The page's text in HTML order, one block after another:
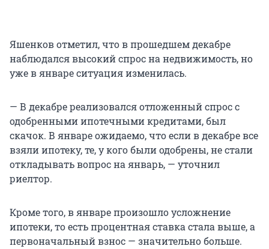
Яшенков отметил, что в прошедшем декабре
наблюдался высокий спрос на недвижимость, но
уже в январе ситуация изменилась.
— В декабре реализовался отложенный спрос с
одобренными ипотечными кредитами, был
скачок. В январе ожидаемо, что если в декабре все
взяли ипотеку, те, у кого были одобрены, не стали
откладывать вопрос на январь, — уточнил
риелтор.
Кроме того, в январе произошло усложнение
ипотеки, то есть процентная ставка стала выше, а
первоначальный взнос — значительно больше.